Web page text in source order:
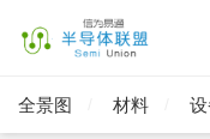
全景图 材料